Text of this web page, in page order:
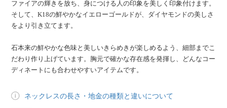
ファイアの輝きを放ち、身につける人の印象を美しく印象付けます。
そして、K18の鮮やかなイエローゴールドが、ダイヤモンドの美しさ
をより引き立てます。
石本来の鮮やかな色味と美しいきらめきが楽しめるよう、細部までこ
だわり作り上げています。胸元で確かな存在感を発揮し、どんなコー
ディネートにも合わせやすいアイテムです。
ネックレスの長さ・地金の種類と違いについて